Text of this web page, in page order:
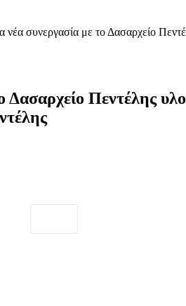
συνεργασία με το Δασαρχείο
Πεντέλης